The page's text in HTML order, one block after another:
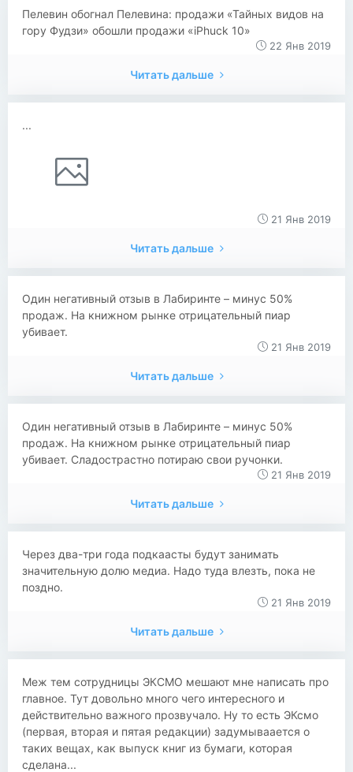
Пелевин обогнал Пелевина: продажи «Тайных видов на
гору Фудзи» обошли продажи «iPhuck 10»
22 Янв 2019
Читать дальше
...
21 Янв 2019
Читать дальше
Один негативный отзыв в Лабиринте – минус 50%
продаж. На книжном рынке отрицательный пиар
убивает.
21 Янв 2019
Читать дальше
Один негативный отзыв в Лабиринте – минус 50%
продаж. На книжном рынке отрицательный пиар
убивает. Сладострастно потираю свои ручонки.
21 Янв 2019
Читать дальше
Через два-три года подкаасты будут занимать
значительную долю медиа. Надо туда влезть, пока не
поздно.
21 Янв 2019
Читать дальше
Меж тем сотрудницы ЭКСМО мешают мне написать про
главное. Тут довольно много чего интересного и
действительно важного прозвучало. Ну то есть ЭКсмо
(первая, вторая и пятая редакции) задумываается о
таких вещах, как выпуск книг из бумаги, которая
сделана...